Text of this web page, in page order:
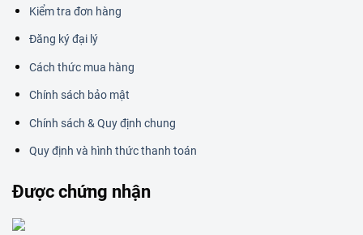
Kiểm tra đơn hàng
Đăng ký đại lý
Cách thức mua hàng
Chính sách bảo mật
Chính sách & Quy định chung
Quy định và hình thức thanh toán
Được chứng nhận